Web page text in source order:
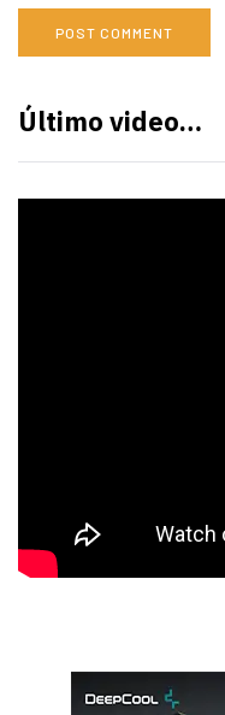
Último video…